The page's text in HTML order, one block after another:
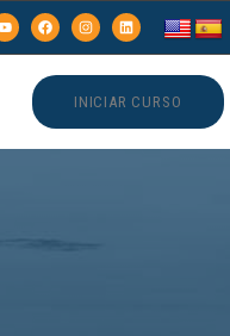
INICIAR CURSO